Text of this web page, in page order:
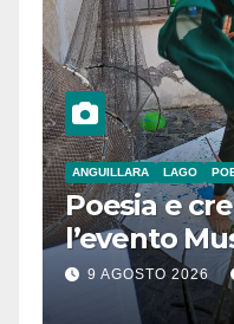
ANGUILLARA LAGO
Poesia e
l’evento
agosto
Contadino
9 AGOSTO 2026